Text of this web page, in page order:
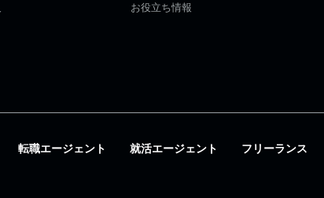
お役立ち情報
転職エージェント 就活エージェント フリーランス